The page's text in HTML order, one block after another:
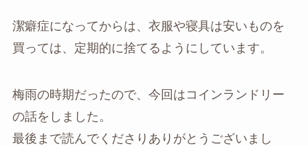
潔癖症になってからは、衣服や寝具は安いものを
買っては、定期的に捨てるようにしています。
梅雨の時期だったので、今回はコインランドリー
の話をしました。
最後まで読んでくださりありがとうございまし